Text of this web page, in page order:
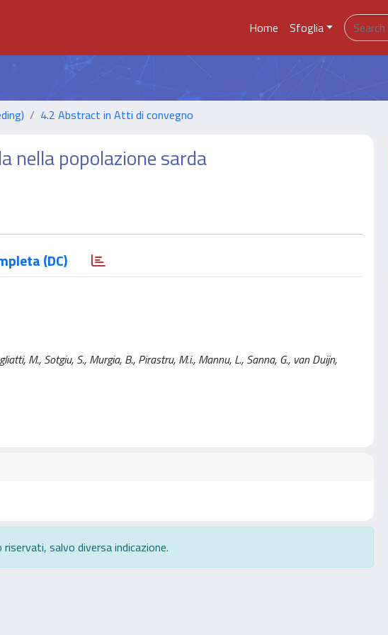
Home Sfoglia
4.2 Abstract in Atti di convegno
nella popolazione sarda
(DC)
M., Sotgiu, S., Murgia, B., Pirastru, M.i., Mannu, L., Sanna, G., van Duijn,
salvo diversa indicazione.